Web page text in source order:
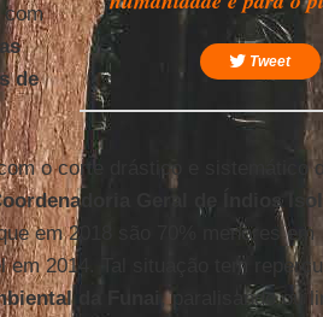
Tweet
com
de
o corte drástico e sistemático
Geral de Índios
em 2018 são 70% menores em
2014. Tal situação tem
da Funai
, paralisando ou